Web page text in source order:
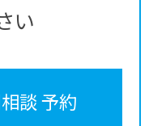
い
談 予約